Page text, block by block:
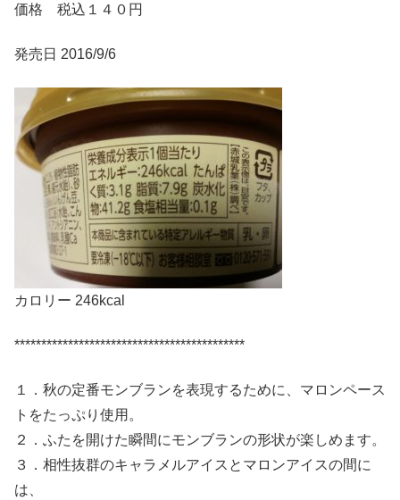
価格 税込１４０円
発売日 2016/9/6
カロリー 246kcal
*******************************************
１．秋の定番モンブランを表現するために、マロンペース
トをたっぷり使用。
２．ふたを開けた瞬間にモンブランの形状が楽しめます。
３．相性抜群のキャラメルアイスとマロンアイスの間に
は、